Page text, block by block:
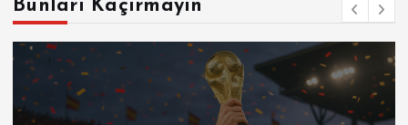
Bunları Kaçırmayın